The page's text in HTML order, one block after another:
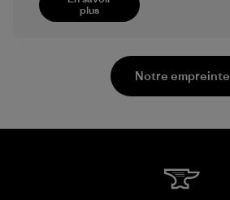
plus
Notre empreinte